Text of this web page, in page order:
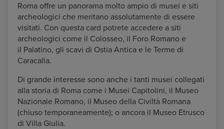
Roma offre un panorama molto ampio di musei e siti
archeologici che meritano assolutamente di essere
visitati. Con questa card potrete accedere a siti
archeologici come il Colosseo, il Foro Romano e
il Palatino, gli scavi di Ostia Antica e le Terme di
Caracalla.
Di grande interesse sono anche i tanti musei collegati
alla storia di Roma come i Musei Capitolini, il Museo
Nazionale Romano, il Museo della Civiltà Romana
(chiuso temporaneamente); o ancora il Museo Etrusco
di Villa Giulia.